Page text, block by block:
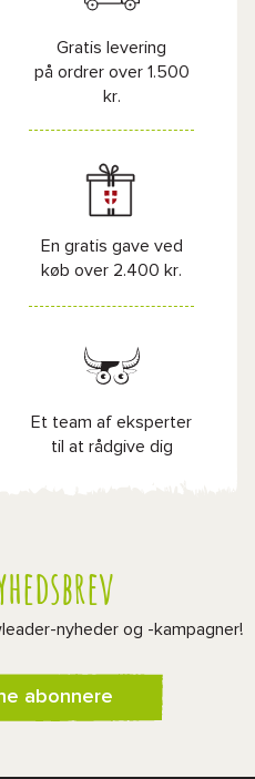
Gratis levering
på ordrer over 1.500
kr.
En gratis gave ved
køb over 2.400 kr.
Et team af eksperter
til at rådgive dig
nyheder og -kampagner!
abonnere